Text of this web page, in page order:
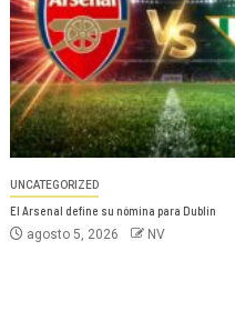
UNCATEGORIZED
El Arsenal define su nómina para Dublín
agosto 5, 2026 NV